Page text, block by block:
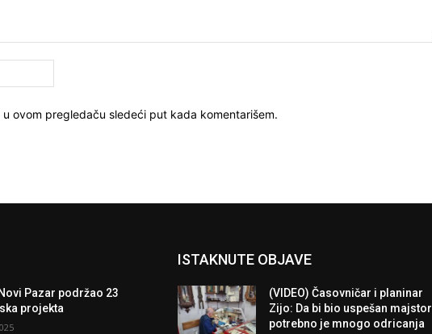
u ovom pregledaču sledeći put kada komentarišem.
Pazar podržao 23
projekta
ISTAKNUTE OBJAVE
(VIDEO) Časovničar i planinar
Zijo: Da bi bio uspešan majstor
potrebno je mnogo odricanja